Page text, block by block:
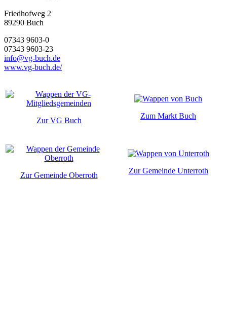
Friedhofweg 2
89290 Buch
07343 9603-0
07343 9603-23
info@vg-buch.de
www.vg-buch.de/
Zur VG Buch
Zum Markt Buch
Zur Gemeinde Oberroth
Zur Gemeinde Unterroth